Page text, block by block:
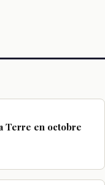
Terre en octobre